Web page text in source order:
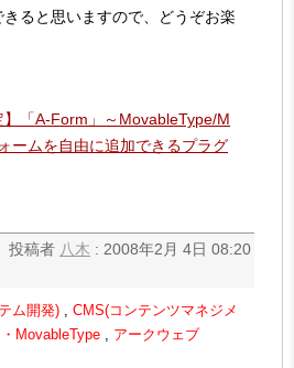
ると思いますので、どうぞお楽
】「A-Form」～MovableType/M
ームを自由に追加できるプラグ
投稿者 八木 : 2008年2月 4日 08:20
ム開発) , CMS(コンテンツマネジメ
MovableType , アークウェブ